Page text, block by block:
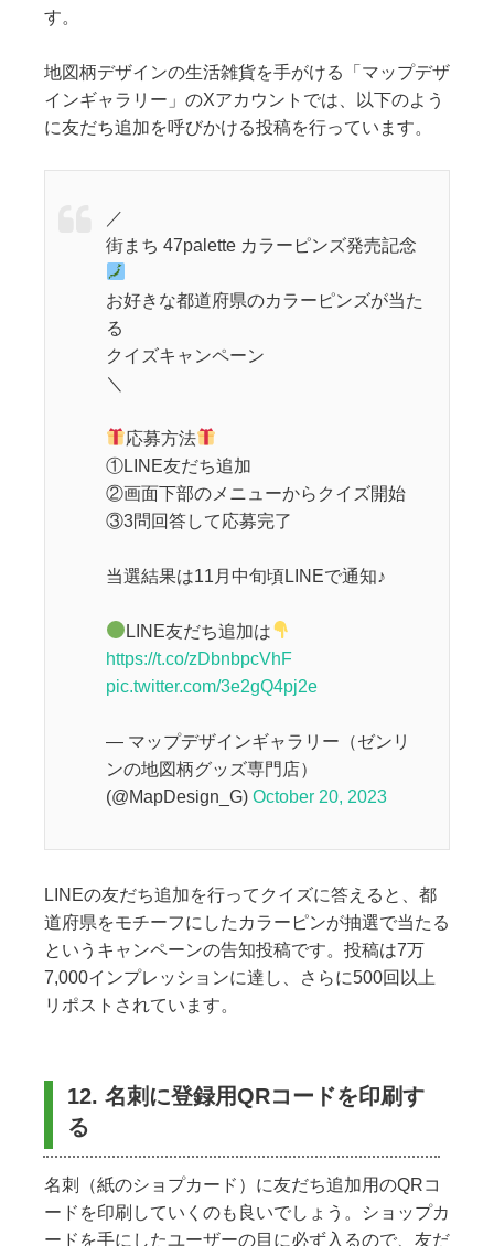
す。
地図柄デザインの生活雑貨を手がける「マップデザ
インギャラリー」のXアカウントでは、以下のよう
に友だち追加を呼びかける投稿を行っています。
／
街まち 47palette カラーピンズ発売記念
お好きな都道府県のカラーピンズが当た
る
クイズキャンペーン
＼
応募方法
①LINE友だち追加
②画面下部のメニューからクイズ開始
③3問回答して応募完了
当選結果は11月中旬頃LINEで通知♪
LINE友だち追加は
https://t.co/zDbnbpcVhF
pic.twitter.com/3e2gQ4pj2e
— マップデザインギャラリー（ゼンリ
ンの地図柄グッズ専門店）
(@MapDesign_G) October 20, 2023
LINEの友だち追加を行ってクイズに答えると、都
道府県をモチーフにしたカラーピンが抽選で当たる
というキャンペーンの告知投稿です。投稿は7万
7,000インプレッションに達し、さらに500回以上
リポストされています。
12. 名刺に登録用QRコードを印刷す
る
名刺（紙のショプカード）に友だち追加用のQRコ
ードを印刷していくのも良いでしょう。ショップカ
ードを手にしたユーザーの目に必ず入るので、友だ